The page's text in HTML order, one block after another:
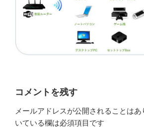
コメントを残す
メールアドレスが公開されることはあ
いている欄は必須項目です